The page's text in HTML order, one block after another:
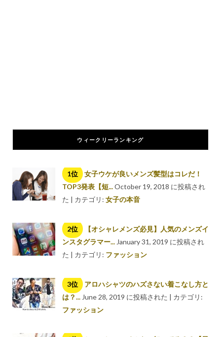
ウィークリーランキング
女子ウケが良いメンズ髪型はコレだ！
TOP3発表【短...October 19, 2018 に投稿され
た | カテゴリ: 女子の本音
【オシャレメンズ必見】人気のメンズイ
ンスタグラマー... January 31, 2019 に投稿され
た | カテゴリ: ファッション
アロハシャツのハズさない着こなし方と
は？... June 28, 2019 に投稿された | カテゴリ:
ファッション